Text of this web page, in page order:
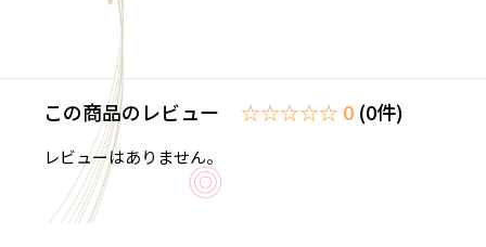
この商品のレビュー ☆☆☆☆☆ 0 (0件)
レビューはありません。